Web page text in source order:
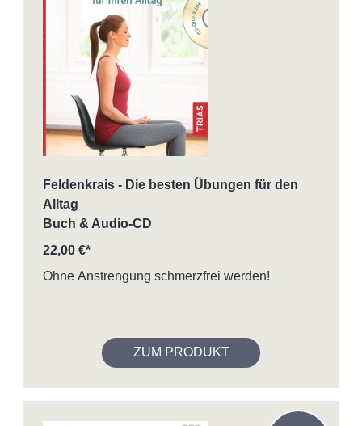
Feldenkrais - Die besten Übungen für den
Alltag
Buch & Audio-CD
22,00 €*
Ohne Anstrengung schmerzfrei werden!
ZUM PRODUKT